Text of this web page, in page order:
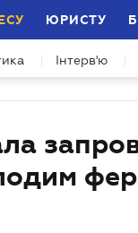
ЮРИСТУ
Інтерв'ю